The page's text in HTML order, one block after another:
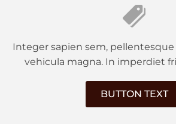
Integer sapien sem, pellentesque
vehicula magna. In imperdiet
BUTTON TEXT